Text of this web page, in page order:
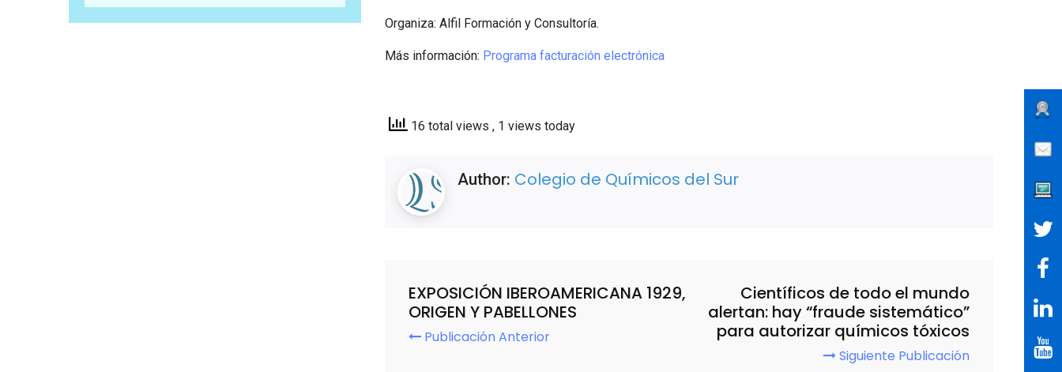
Organiza: Alfil Formación y Consultoría.
Más información: Programa facturación electrónica
16 total views , 1 views today
Author: Colegio de Químicos del Sur
EXPOSICIÓN IBEROAMERICANA 1929,
ORIGEN Y PABELLONES
Publicación Anterior
Científicos de todo el mundo
alertan: hay “fraude sistemático”
para autorizar químicos tóxicos
Siguiente Publicación